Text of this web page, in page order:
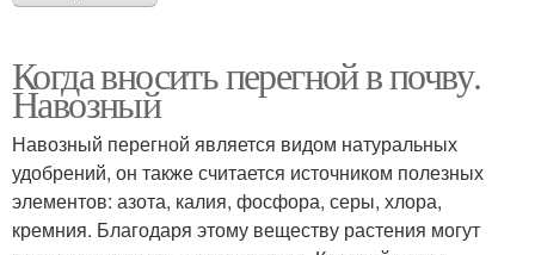
Когда вносить перегной в почву.
Навозный
Навозный перегной является видом натуральных
удобрений, он также считается источником полезных
элементов: азота, калия, фосфора, серы, хлора,
кремния. Благодаря этому веществу растения могут